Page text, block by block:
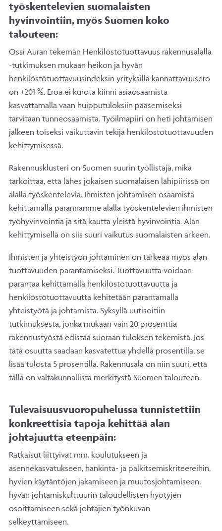
työskentelevien suomalaisten
hyvinvointiin, myös Suomen koko
talouteen:
Ossi Auran tekemän Henkilöstötuottavuus rakennusalalla
-tutkimuksen mukaan heikon ja hyvän
henkilöstötuottavuusindeksin yrityksillä kannattavuusero
on +201 %. Eroa ei kurota kiinni asiaosaamista
kasvattamalla vaan huipputuloksiin pääsemiseksi
tarvitaan tunneosaamista. Työilmapiiri on heti johtamisen
jälkeen toiseksi vaikuttavin tekijä henkilöstötuottavuuden
kehittymisessä.
Rakennusklusteri on Suomen suurin työllistäjä, mikä
tarkoittaa, että lähes jokaisen suomalaisen lähipiirissä on
alalla työskenteleviä. Ihmisten johtamisen osaamista
kehittämällä parannamme alalla työskentelevien ihmisten
työhyvinvointia ja sitä kautta yleistä hyvinvointia. Alan
kehittymisellä on siis suuri vaikutus suomalaisten arkeen.
Ihmisten ja yhteistyön johtaminen on tärkeää myös alan
tuottavuuden parantamiseksi. Tuottavuutta voidaan
parantaa kehittämällä henkilöstötuottavuutta ja
henkilöstötuottavuutta kehitetään parantamalla
yhteistyötä ja johtamista. Syksyllä uutisoitiin
tutkimuksesta, jonka mukaan vain 20 prosenttia
rakennustyöstä edistää suoraan tuloksen tekemistä. Jos
tätä osuutta saadaan kasvatettua yhdellä prosentilla, se
lisää tulosta 5 prosentilla. Rakennusala on niin suuri, että
tällä on valtakunnallista merkitystä Suomen talouteen.
Tulevaisuusvuoropuhelussa tunnistettiin
konkreettisia tapoja kehittää alan
johtajuutta eteenpäin:
Ratkaisut liittyivät mm. koulutukseen ja
asennekasvatukseen, hankinta- ja palkitsemiskriteereihin,
hyvien käytäntöjen jakamiseen ja muutosjohtamiseen,
hyvän johtamiskulttuurin taloudellisten hyötyjen
osoittamiseen sekä johtajien työnkuvan
selkeyttämiseen.